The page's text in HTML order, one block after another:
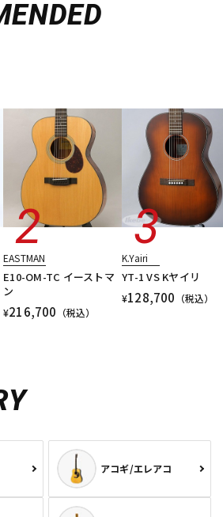
EASTMAN
E10-OM-TC イーストマ
ン
¥216,700 （税込）
K.Yairi
YT-1 VS Kヤイリ
¥128,700 （税込）
アコギ/エレアコ